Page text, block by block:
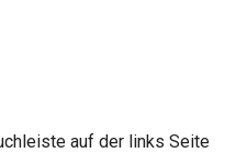
auf der links Seite